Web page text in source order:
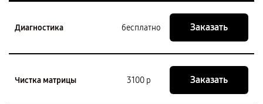
Диагностика бесплатно Заказать
Чистка матрицы 3100 р Заказать